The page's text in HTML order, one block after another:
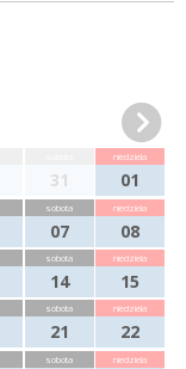
31
niedziela
01
sobota
07
niedziela
08
sobota
14
niedziela
15
sobota
21
niedziela
22
sobota niedziela